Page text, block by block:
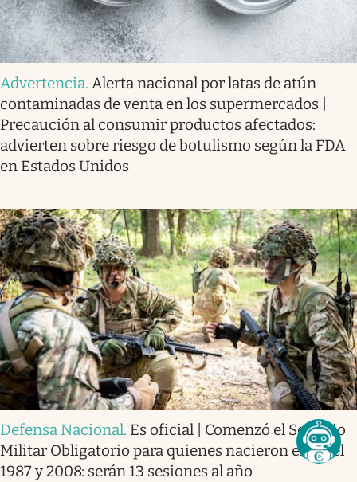
Advertencia. Alerta nacional por latas de atún
contaminadas de venta en los supermercados |
Precaución al consumir productos afectados:
advierten sobre riesgo de botulismo según la FDA
en Estados Unidos
Defensa Nacional. Es oficial | Comenzó el Servicio
Militar Obligatorio para quienes nacieron entre el
1987 y 2008: serán 13 sesiones al año